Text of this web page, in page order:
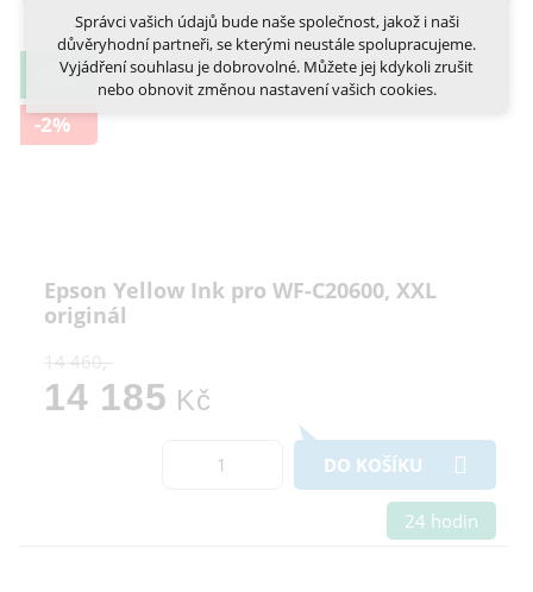
0,28 KČ
-2%
Epson Yellow Ink pro WF-C20600, XXL
originál
14 460,-
14 185 Kč
DO KOŠÍKU
24 hodin
marketingová cookies (Google, Ecomail, Sklik,
Smartsupp, Heureka)
Více informací o cookies na našem webu
Správci vašich údajů bude naše společnost, jakož i naši
důvěryhodní partneři, se kterými neustále spolupracujeme.
Vyjádření souhlasu je dobrovolné. Můžete jej kdykoli zrušit
nebo obnovit změnou nastavení vašich cookies.
Cookies a podobné technologie dělíme na technická: nutná